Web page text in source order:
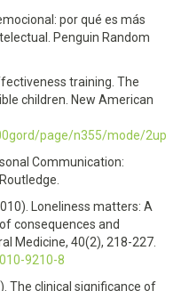
por qué es más
Penguin Random
training. The
children. New American
page/n355/mode/2up
Communication:
Loneliness matters: A
consequences and
Medicine, 40(2), 218-227.
9210-8
The clinical significance of